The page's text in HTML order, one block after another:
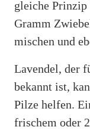
gleiche
Gramm
mischen und
Lavendel, der
bekannt ist,
Pilze helfen.
frischem oder